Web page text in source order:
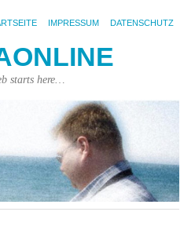
IMPRESSUM DATENSCHUTZ
starts here…